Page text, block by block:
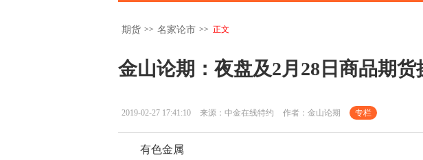
期货 >> 名家论市 >> 正文
金山论期：夜盘及2月28日商品期货
2019-02-27 17:41:10 来源：中金在线特约 作者：金山论期 专栏
有色金属